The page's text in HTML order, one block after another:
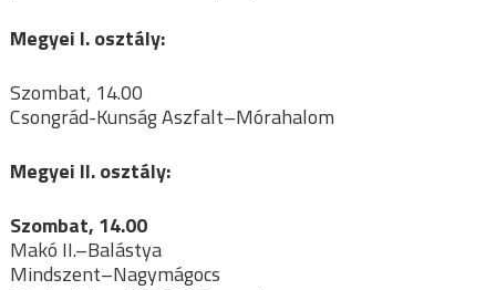
Megyei I. osztály:
Szombat, 14.00
Csongrád-Kunság Aszfalt–Mórahalom
Megyei II. osztály:
Szombat, 14.00
Makó II.–Balástya
Mindszent–Nagymágocs